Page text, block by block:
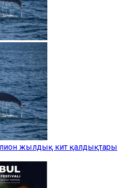
жылдық кит қалдықтары